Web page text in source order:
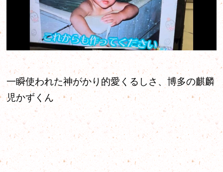
一瞬使われた神がかり的愛くるしさ、博多の麒麟
児かずくん